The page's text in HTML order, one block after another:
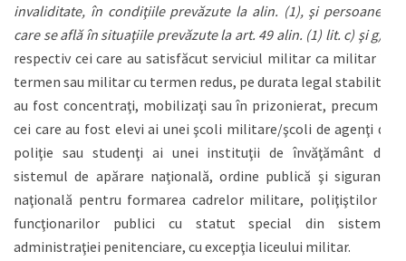
invaliditate, în condiţiile prevăzute la alin. (1), şi persoanele
care se află în situaţiile prevăzute la art. 49 alin. (1) lit. c) şi g)
respectiv cei care au satisfăcut serviciul militar ca militar în
termen sau militar cu termen redus, pe durata legal stabilită,
au fost concentraţi, mobilizaţi sau în prizonierat, precum şi
cei care au fost elevi ai unei şcoli militare/şcoli de agenţi de
poliţie sau studenţi ai unei instituţii de învăţământ din
sistemul de apărare naţională, ordine publică şi siguranţă
naţională pentru formarea cadrelor militare, poliţiştilor şi
funcţionarilor publici cu statut special din sistemul
administraţiei penitenciare, cu excepţia liceului militar.